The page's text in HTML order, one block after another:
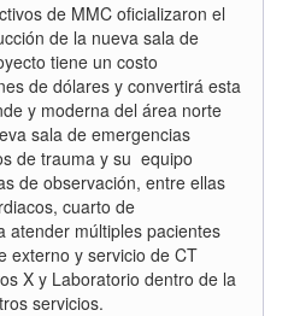
de MMC oficializaron el
de la nueva sala de
tiene un costo
de dólares y convertirá esta
y moderna del área norte
sala de emergencias
de trauma y su equipo
de observación, entre ellas
cuarto de
atender múltiples pacientes
externo y servicio de CT
X y Laboratorio dentro de la
servicios.